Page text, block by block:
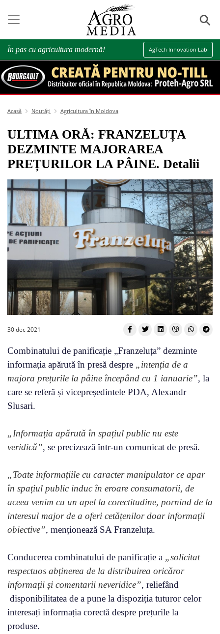
⚲
În pas cu agricultura modernă! AgTech Innovation Lab
Acasă Noutăți Agricultura în Moldova
ULTIMA ORĂ: FRANZELUȚA
DEZMINTE MAJORAREA
PREȚURILOR LA PÂINE. Detalii
30 dec 2021
Combinatului de panificație „Franzeluța” dezminte
informația apărută în presă despre „intenția de a
majora prețurile la pâine începând cu 1 ianuarie”, la
care se referă și vicepreședintele PDA, Alexandr
Slusari.
„Informația apărută în spațiul public nu este
veridică”, se precizează într-un comunicat de presă.
„Toate informațiile cu caracter manipulator ce apar
în spațiul public induc în eroare consumatorii, de
aceea venim cu un apel la corectitudine, pornind de la
interesul major de a oferi cetățenilor doar informații
obiective”, menționează SA Franzeluța.
Conducerea combinatului de panificație a „solicitat
respectuos abținerea de la distribuirea oricăror
informații și comentarii neveridice”, reliefând
disponibilitatea de a pune la dispoziția tuturor celor
interesați informația corectă despre prețurile la
produse.